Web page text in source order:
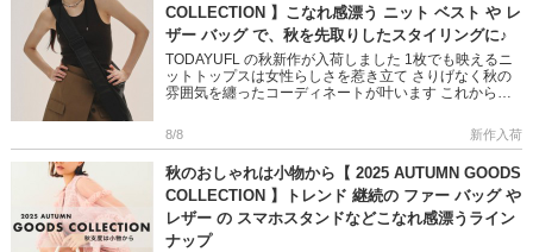
COLLECTION 】こなれ感漂う ニット ベスト や レ
ザー バッグ で、秋を先取りしたスタイリングに♪
TODAYUFL の秋新作が入荷しました 1枚でも映えるニ
ットトップスは女性らしさを惹き立て さりげなく秋の
雰囲気を纏ったコーディネートが叶います これからの
この機会にG […]
8/8 新作入荷
秋のおしゃれは小物から【 2025 AUTUMN GOODS
COLLECTION 】トレンド 継続の ファー バッグ や
レザー の スマホスタンドなどこなれ感漂うライン
ナップ